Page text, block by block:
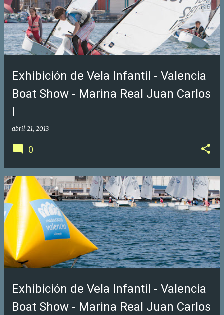
Exhibición de Vela Infantil - Valencia
Boat Show - Marina Real Juan Carlos
I
abril 21, 2013
0
Exhibición de Vela Infantil - Valencia
Boat Show - Marina Real Juan Carlos